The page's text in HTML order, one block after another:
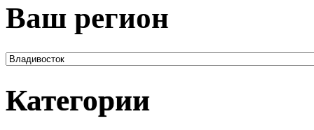
Ваш регион
Категории